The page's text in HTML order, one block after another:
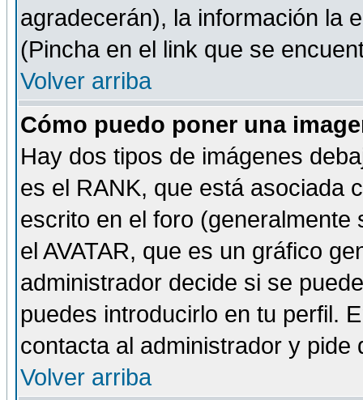
agradecerán), la información la
(Pincha en el link que se
Volver arriba
Cómo puedo poner una
Hay dos tipos de imágenes
es el RANK, que está asociada
escrito en el foro
el AVATAR, que es un gráfico
administrador decide si se
puedes introducirlo en tu perfil.
contacta al administrador y
Volver arriba